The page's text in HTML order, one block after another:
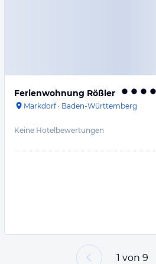
Ferienwohnung Rößler
Markdorf· Baden-Württemberg
Keine Hotelbewertungen
1 von 9